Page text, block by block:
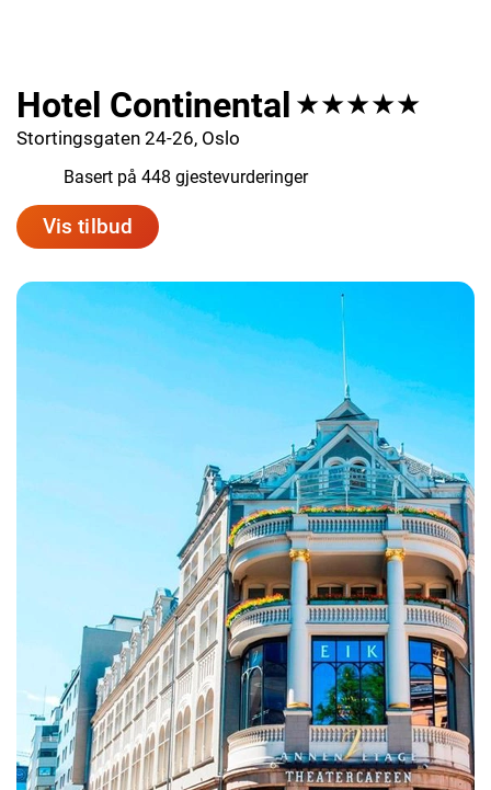
Hotel Continental ★★★★★
Stortingsgaten 24-26, Oslo
Basert på 448 gjestevurderinger
Vis tilbud